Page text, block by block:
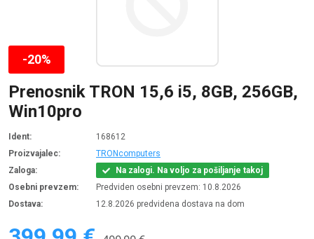
Prenosnik TRON 15,6 i5, 8GB, 256GB,
Win10pro
Ident:
168612
Proizvajalec:
TRONcomputers
Zaloga:
Na zalogi. Na voljo za pošiljanje takoj
Osebni prevzem:
Predviden osebni prevzem: 10.8.2026
Dostava:
12.8.2026 predvidena dostava na dom
-20%